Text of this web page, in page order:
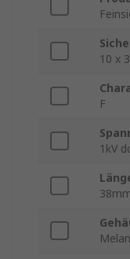
10 x
F
1kV